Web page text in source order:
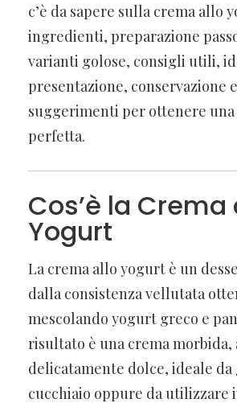
c’è da sapere sulla crema allo
ingredienti, preparazione
varianti golose, consigli utili,
presentazione, conservazione
suggerimenti per ottenere una
perfetta.
Cos’è la Crema
Yogurt
La crema allo yogurt è un
dalla consistenza vellutata
mescolando yogurt greco e
risultato è una crema morbida,
delicatamente dolce, ideale da
cucchiaio oppure da utilizzare